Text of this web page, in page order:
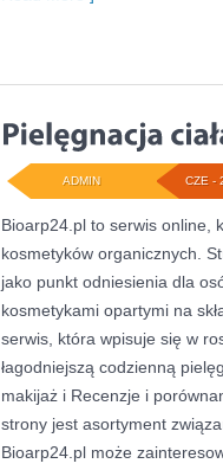
CZE -
ADMIN
Bioarp24.pl to serwis online,
kosmetyków organicznych.
jako punkt odniesienia dla
kosmetykami opartymi na
serwis, która wpisuje się w
łagodniejszą codzienną
makijaż i Recenzje i
strony jest asortyment
Bioarp24.pl może